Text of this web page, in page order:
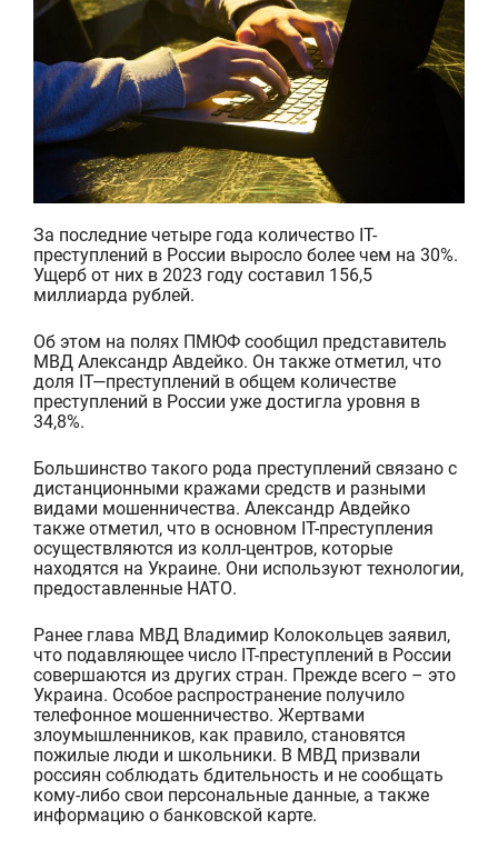
За последние четыре года количество IT-
преступлений в России выросло более чем на 30%.
Ущерб от них в 2023 году составил 156,5
миллиарда рублей.
Об этом на полях ПМЮФ сообщил представитель
МВД Александр Авдейко. Он также отметил, что
доля IT—преступлений в общем количестве
преступлений в России уже достигла уровня в
34,8%.
Большинство такого рода преступлений связано с
дистанционными кражами средств и разными
видами мошенничества. Александр Авдейко
также отметил, что в основном IT-преступления
осуществляются из колл-центров, которые
находятся на Украине. Они используют технологии,
предоставленные НАТО.
Ранее глава МВД Владимир Колокольцев заявил,
что подавляющее число IT-преступлений в России
совершаются из других стран. Прежде всего – это
Украина. Особое распространение получило
телефонное мошенничество. Жертвами
злоумышленников, как правило, становятся
пожилые люди и школьники. В МВД призвали
россиян соблюдать бдительность и не сообщать
кому-либо свои персональные данные, а также
информацию о банковской карте.